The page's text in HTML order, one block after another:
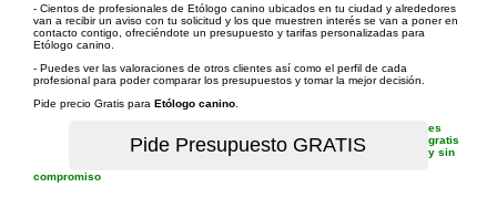
- Cientos de profesionales de Etólogo canino ubicados en tu ciudad y alrededores
van a recibir un aviso con tu solicitud y los que muestren interés se van a poner en
contacto contigo, ofreciéndote un presupuesto y tarifas personalizadas para
Etólogo canino.
- Puedes ver las valoraciones de otros clientes así como el perfil de cada
profesional para poder comparar los presupuestos y tomar la mejor decisión.
Pide precio Gratis para Etólogo canino
es
gratis
y sin
compromiso